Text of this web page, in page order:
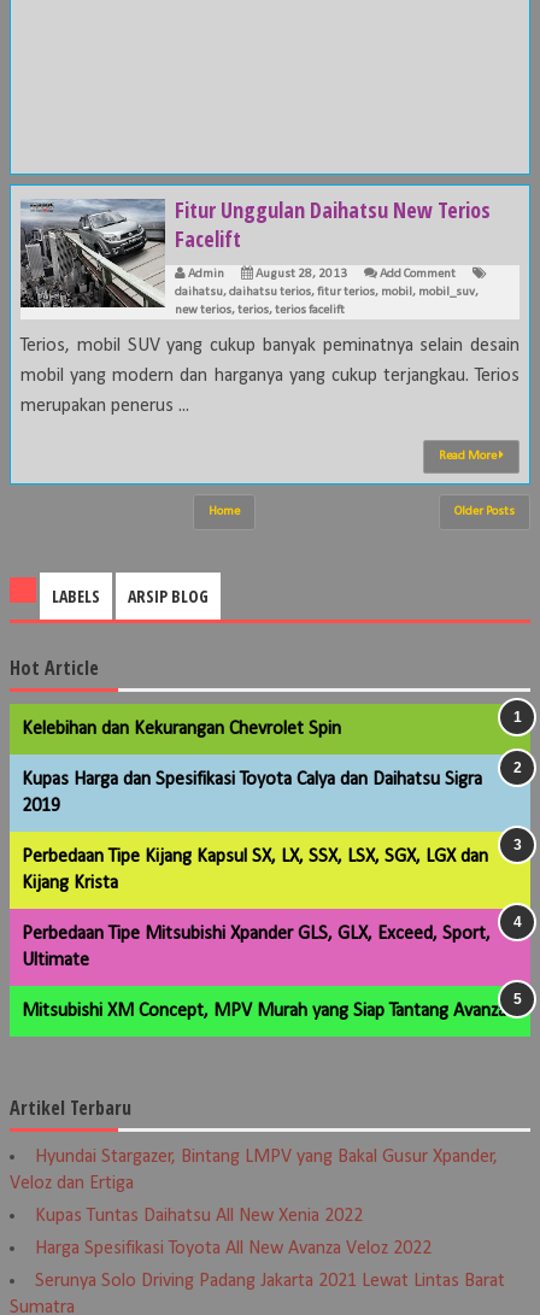
Fitur Unggulan Daihatsu New Terios
Facelift
Admin August 28, 2013
Add Comment
daihatsu,daihatsu terios,fitur terios, mobil , mobil_suv,
new terios,terios,terios facelift
Terios, mobil SUV yang cukup banyak peminatnya selain desain
mobil yang modern dan harganya yang cukup terjangkau. Terios
merupakan penerus ...
Read More
Older Posts
Home
LABELS ARSIP BLOG
Hot Article
Kelebihan dan Kekurangan Chevrolet Spin
Kupas Harga dan Spesifikasi Toyota Calya dan Daihatsu Sigra
2019
Perbedaan Tipe Kijang Kapsul SX, LX, SSX, LSX, SGX, LGX dan
Kijang Krista
Perbedaan Tipe Mitsubishi Xpander GLS, GLX, Exceed, Sport,
Ultimate
Mitsubishi XM Concept, MPV Murah yang Siap Tantang Avanza
Artikel Terbaru
Hyundai Stargazer, Bintang LMPV yang Bakal Gusur Xpander,
Veloz dan Ertiga
Kupas Tuntas Daihatsu All New Xenia 2022
Harga Spesifikasi Toyota All New Avanza Veloz 2022
Serunya Solo Driving Padang Jakarta 2021 Lewat Lintas Barat
Sumatra